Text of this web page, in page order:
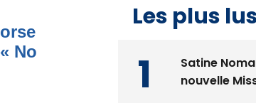
No
Les plus
Satine
nouvelle